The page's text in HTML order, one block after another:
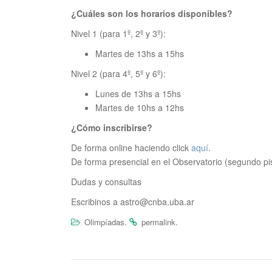
¿Cuáles son los horarios disponibles?
Nivel 1 (para 1º, 2º y 3º):
Martes de 13hs a 15hs
Nivel 2 (para 4º, 5º y 6º):
Lunes de 13hs a 15hs
Martes de 10hs a 12hs
¿Cómo inscribirse?
De forma online haciendo click aquí.
De forma presencial en el Observatorio (segundo
Dudas y consultas
Escribinos a astro@cnba.uba.ar
Olimpíadas. permalink.